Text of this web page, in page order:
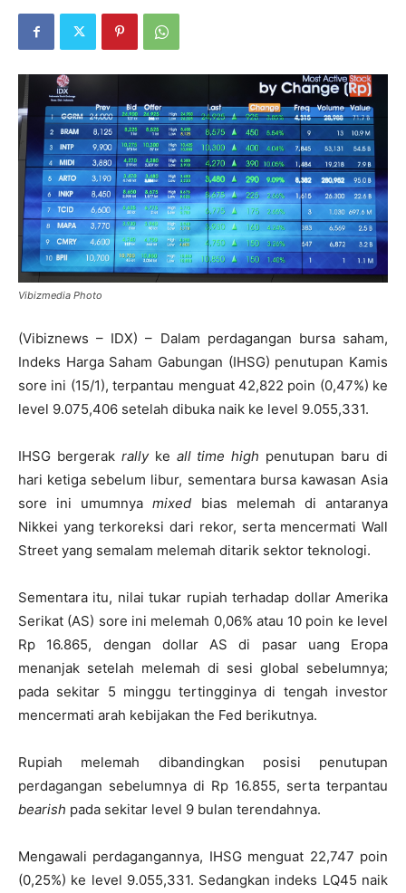
Vibizmedia Photo
(Vibiznews – IDX) – Dalam perdagangan bursa saham,
Indeks Harga Saham Gabungan (IHSG) penutupan Kamis
sore ini (15/1), terpantau menguat 42,822 poin (0,47%) ke
level 9.075,406 setelah dibuka naik ke level 9.055,331.
IHSG bergerak rallyke all time high penutupan baru di
hari ketiga sebelum libur, sementara bursa kawasan Asia
sore ini umumnyamixed bias melemah di antaranya
Nikkei yang terkoreksi dari rekor, serta mencermati Wall
Street yang semalam melemah ditarik sektor teknologi.
Sementara itu, nilai tukar rupiah terhadap dollar Amerika
Serikat (AS) sore ini melemah 0,06% atau 10 poin ke level
Rp 16.865, dengan dollar AS di pasar uang Eropa
menanjak setelah melemah di sesi global sebelumnya;
pada sekitar 5 minggu tertingginya di tengah investor
mencermati arah kebijakan the Fed berikutnya.
Rupiah melemah dibandingkan posisi penutupan
perdagangan sebelumnya di Rp 16.855, serta terpantau
bearish pada sekitar level 9 bulan terendahnya.
Mengawali perdagangannya, IHSG menguat 22,747 poin
(0,25%) ke level 9.055,331. Sedangkan indeks LQ45 naik